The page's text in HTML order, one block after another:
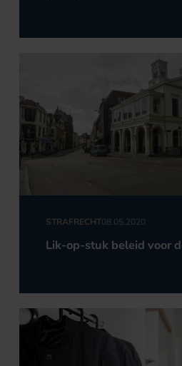
STRAFRECHT08.05.2020
Lik-op-stuk beleid voor